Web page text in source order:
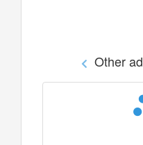
Other